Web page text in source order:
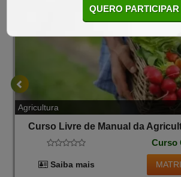
Agricultura
Curso Livre de Manual da
Curso
Saiba mais
QUERO PARTICIPAR